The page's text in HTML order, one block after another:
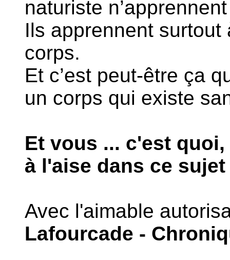
naturiste
Ils apprennent
corps.
Et c’est peut-être ça
un corps qui existe
Et vous ... c'est
à l'aise dans ce sujet
Avec l'aimable
Lafourcade -